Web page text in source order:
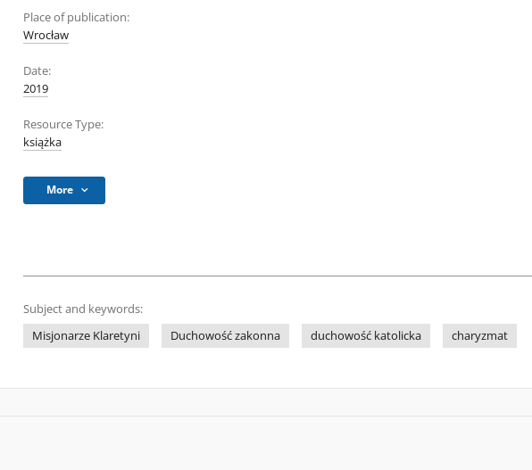
Place of publication:
Wrocław
Date:
2019
Resource Type:
książka
More
Subject and keywords:
Misjonarze Klaretyni
Duchowość zakonna duchowość katolicka charyzmat